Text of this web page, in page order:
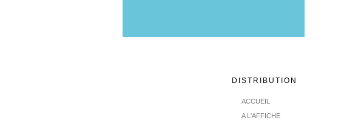
DISTRIBUTION
ACCUEIL
A L'AFFICHE